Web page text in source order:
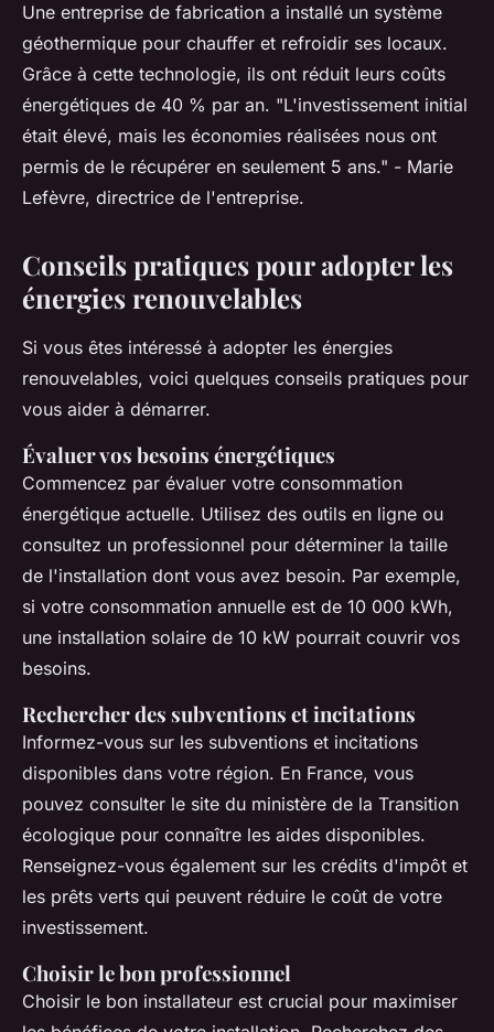
Une entreprise de fabrication a installé un système
géothermique pour chauffer et refroidir ses locaux.
Grâce à cette technologie, ils ont réduit leurs coûts
énergétiques de 40 % par an. "L'investissement initial
était élevé, mais les économies réalisées nous ont
permis de le récupérer en seulement 5 ans." - Marie
Lefèvre, directrice de l'entreprise.
Conseils pratiques pour adopter les
énergies renouvelables
Si vous êtes intéressé à adopter les énergies
renouvelables, voici quelques conseils pratiques pour
vous aider à démarrer.
Évaluer vos besoins énergétiques
Commencez par évaluer votre consommation
énergétique actuelle. Utilisez des outils en ligne ou
consultez un professionnel pour déterminer la taille
de l'installation dont vous avez besoin. Par exemple,
si votre consommation annuelle est de 10 000 kWh,
une installation solaire de 10 kW pourrait couvrir vos
besoins.
Rechercher des subventions et incitations
Informez-vous sur les subventions et incitations
disponibles dans votre région. En France, vous
pouvez consulter le site du ministère de la Transition
écologique pour connaître les aides disponibles.
Renseignez-vous également sur les crédits d'impôt et
les prêts verts qui peuvent réduire le coût de votre
investissement.
Choisir le bon professionnel
Choisir le bon installateur est crucial pour maximiser